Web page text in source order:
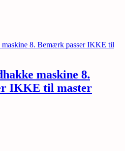
maskine 8.
IKKE til master